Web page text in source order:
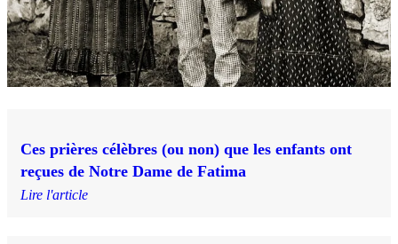
Ces prières célèbres (ou non) que les enfants ont
reçues de Notre Dame de Fatima
Lire l'article